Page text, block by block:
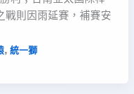
戰則因雨延賽，補賽安
, 統一獅